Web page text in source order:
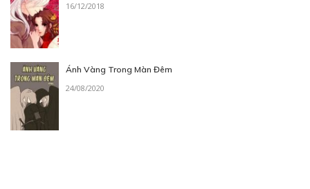
16/12/2018
Ánh Vàng Trong Màn Đêm
24/08/2020